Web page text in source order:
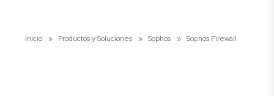
Inicio » Productos y Soluciones » Sophos » Sophos Firewall